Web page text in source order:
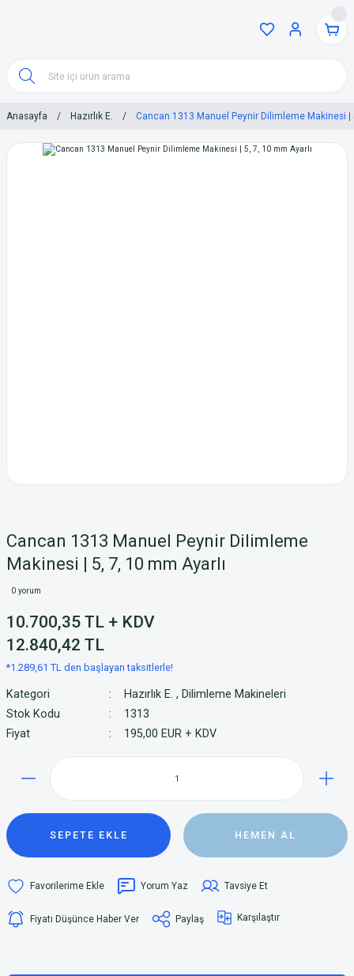
Anasayfa Hazırlık E. Cancan 1313 Manuel Peynir Dilimleme Makinesi |
Cancan 1313 Manuel Peynir Dilimleme
Makinesi | 5, 7, 10 mm Ayarlı
0 yorum
10.700,35 TL + KDV
12.840,42 TL
*1.289,61 TL den başlayan taksitlerle!
Kategori Hazırlık E. , Dilimleme Makineleri
Stok Kodu
1313
Fiyat
195,00 EUR + KDV
SEPETE EKLE HEMEN AL
Yorum Yaz Tavsiye Et
Fiyatı Düşünce Haber Ver Paylaş Karşılaştır